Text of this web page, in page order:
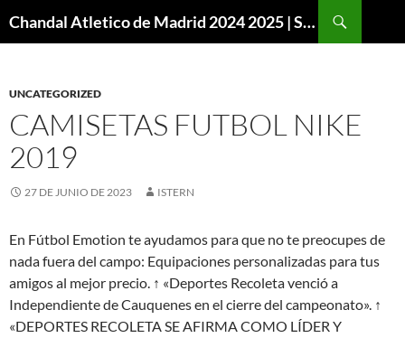
Chandal Atletico de Madrid 2024 2025 | SuperVigo
UNCATEGORIZED
CAMISETAS FUTBOL NIKE
2019
27 DE JUNIO DE 2023 ISTERN
En Fútbol Emotion te ayudamos para que no te preocupes de
nada fuera del campo: Equipaciones personalizadas para tus
amigos al mejor precio. ↑ «Deportes Recoleta venció a
Independiente de Cauquenes en el cierre del campeonato». ↑
«DEPORTES RECOLETA SE AFIRMA COMO LÍDER Y